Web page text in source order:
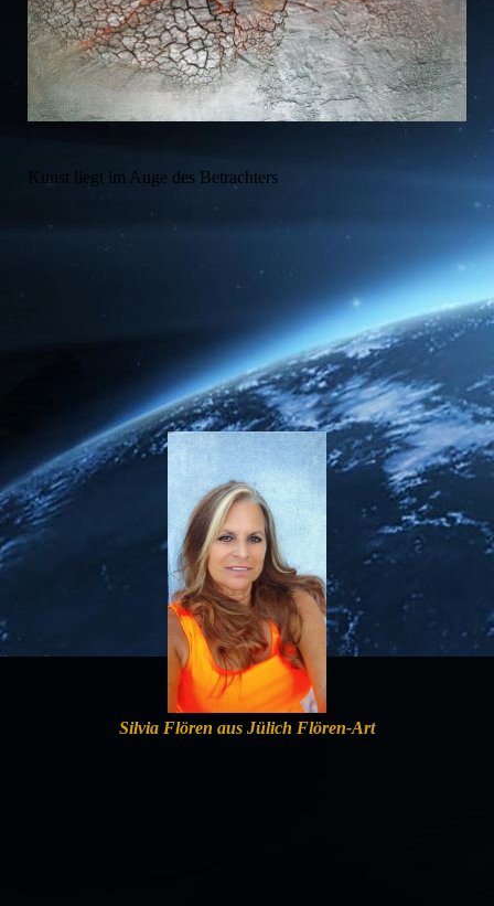
Kunst liegt im Auge des Betrachters
Silvia Flören aus Jülich Flören-Art